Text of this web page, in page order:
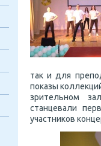
так и для
показы
зрительном
станцевали
участников